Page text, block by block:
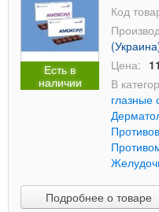
Есть в
наличии
Код
Цена:
В
глазные
Подробнее о товаре